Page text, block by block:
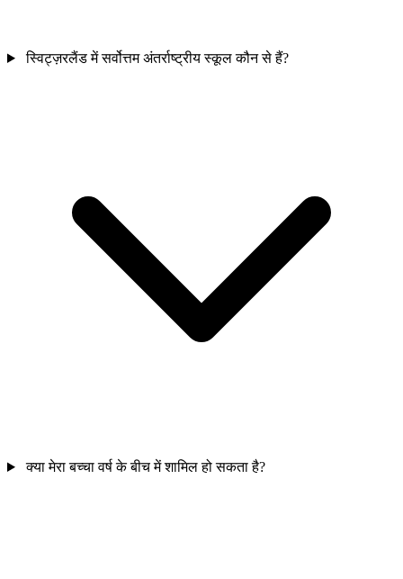
स्विट्ज़रलैंड में सर्वोत्तम अंतर्राष्ट्रीय स्कूल कौन से हैं?
क्या मेरा बच्चा वर्ष के बीच में शामिल हो सकता है?